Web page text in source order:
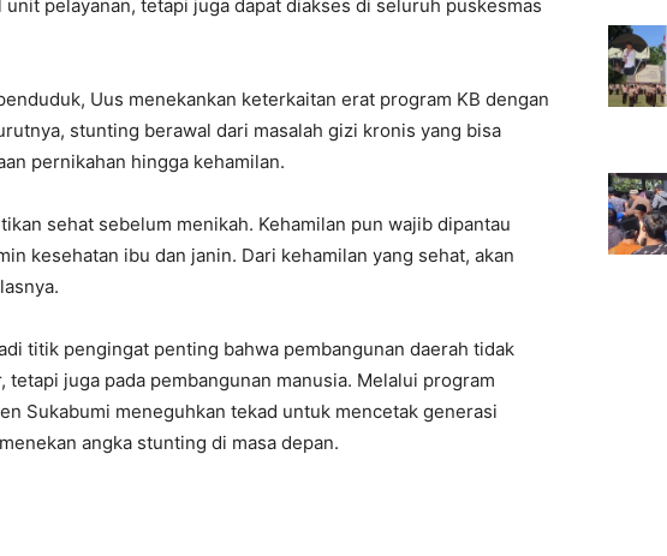
pelayanan, tetapi juga dapat diakses di seluruh puskesmas
Uus menekankan keterkaitan erat program KB dengan
stunting berawal dari masalah gizi kronis yang bisa
pernikahan hingga kehamilan.
sehat sebelum menikah. Kehamilan pun wajib dipantau
kesehatan ibu dan janin. Dari kehamilan yang sehat, akan
titik pengingat penting bahwa pembangunan daerah tidak
juga pada pembangunan manusia. Melalui program
Sukabumi meneguhkan tekad untuk mencetak generasi
angka stunting di masa depan.